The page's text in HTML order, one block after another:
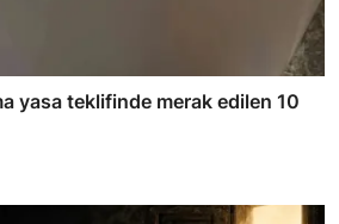
yasa teklifinde merak edilen 10